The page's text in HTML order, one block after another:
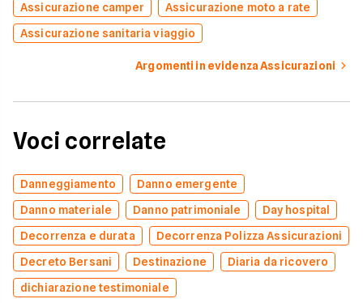
Assicurazione camper
Assicurazione moto a rate
Assicurazione sanitaria viaggio
Argomenti in evidenza Assicurazioni
Voci correlate
Danneggiamento
Danno emergente
Danno materiale
Danno patrimoniale
Day hospital
Decorrenza e durata
Decorrenza Polizza Assicurazioni
Decreto Bersani
Destinazione
Diaria da ricovero
dichiarazione testimoniale